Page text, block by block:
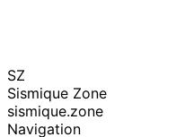
SZ
Sismique Zone
sismique.zone
Navigation